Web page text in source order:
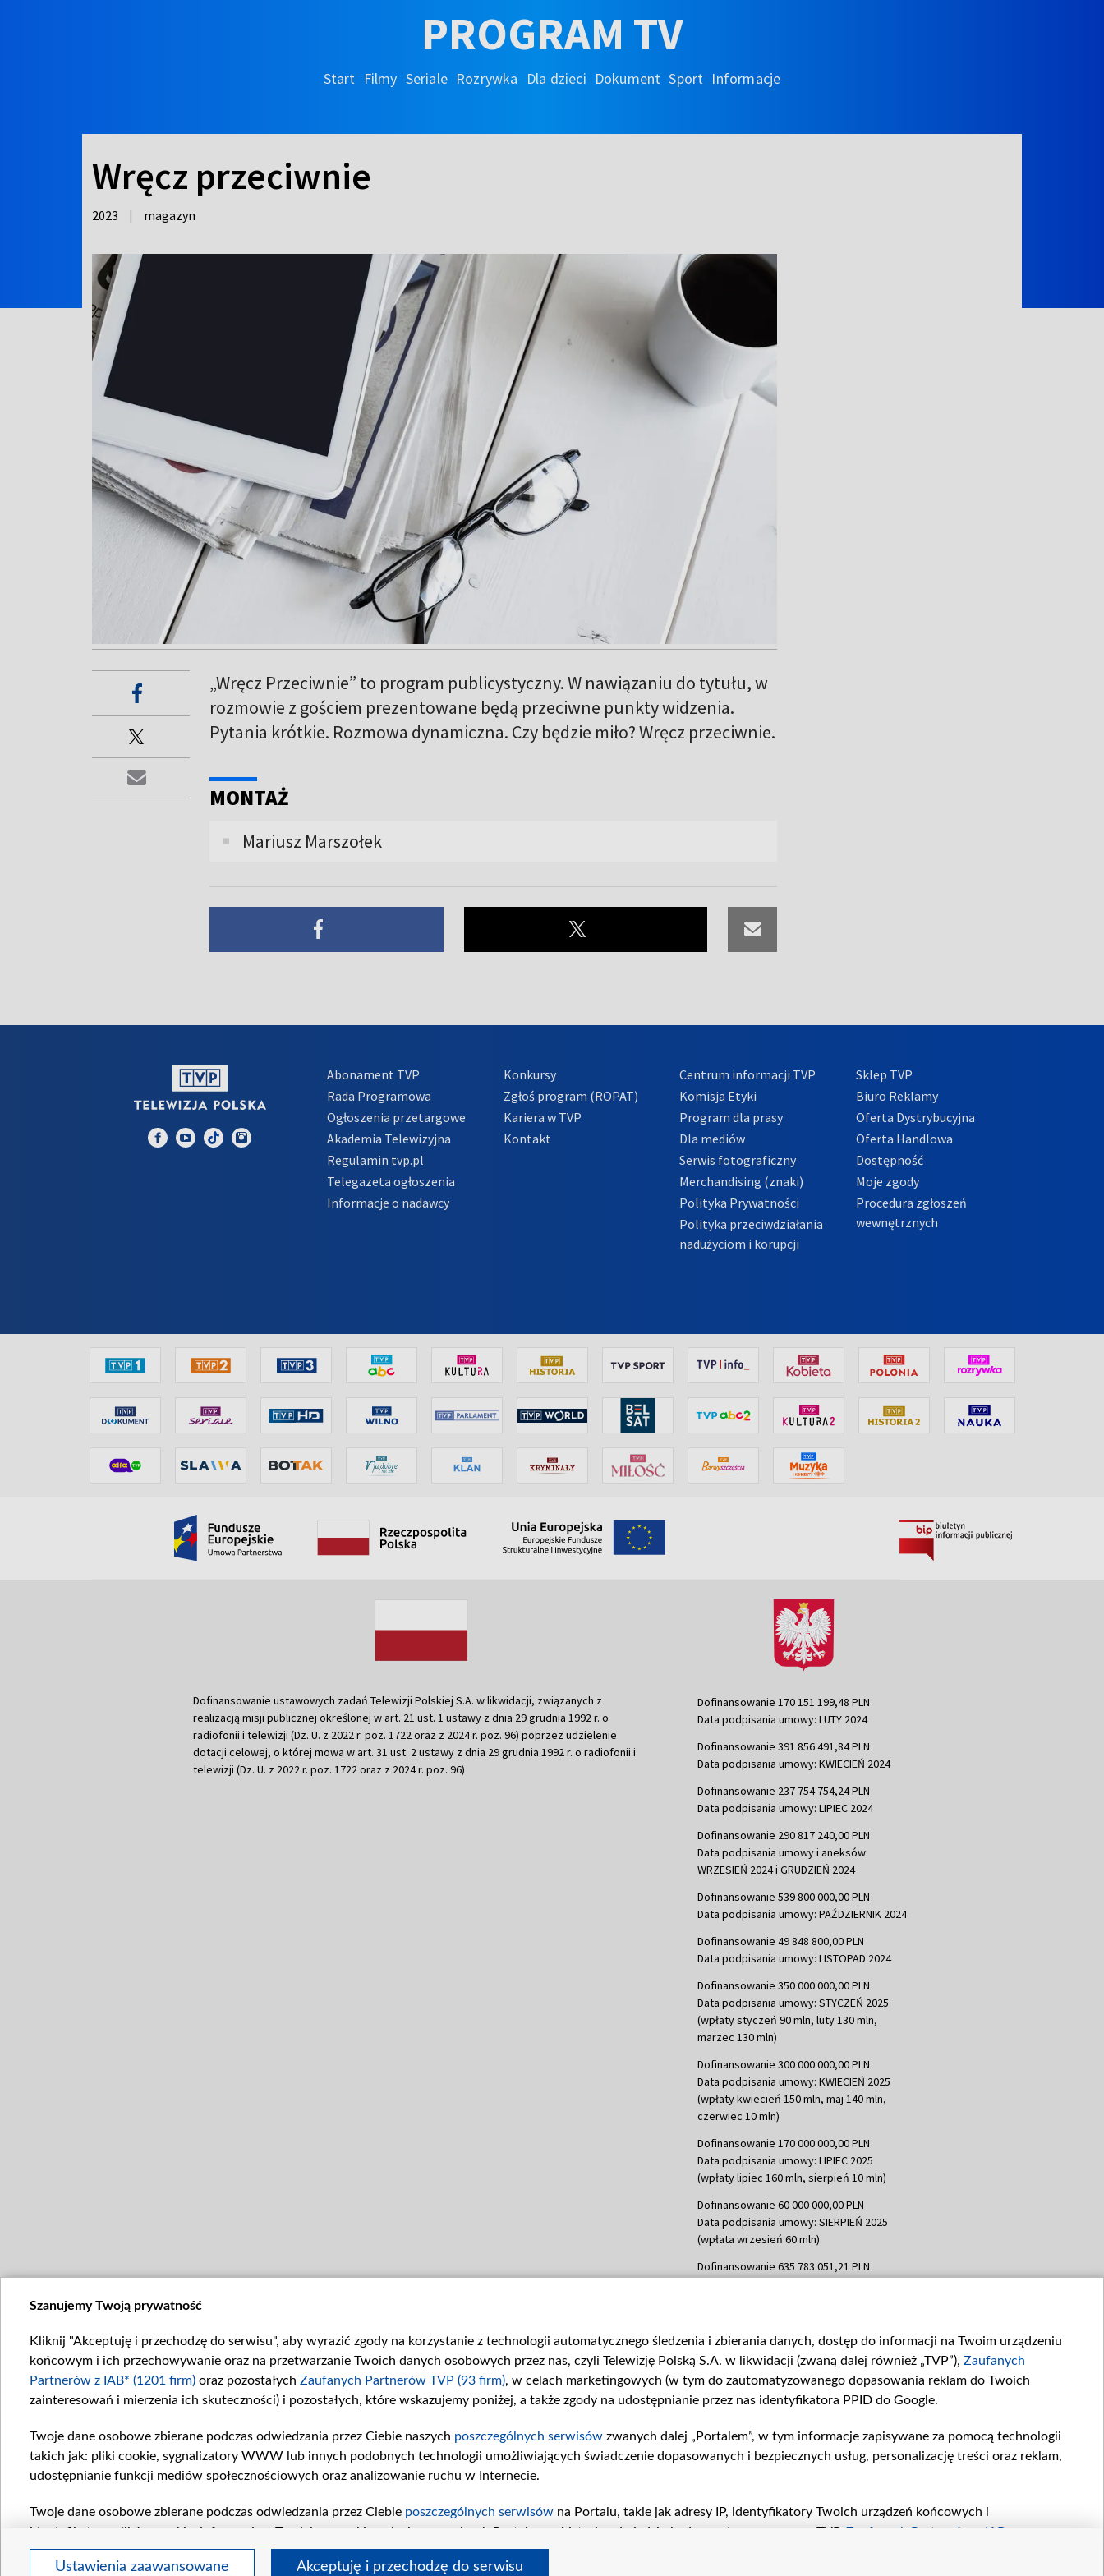
PROGRAM TV
Start Filmy Seriale Rozrywka Dla dzieci Dokument Sport Informacje
Wręcz przeciwnie
2023 | magazyn
„Wręcz Przeciwnie” to program publicystyczny. W nawiązaniu do tytułu, w
rozmowie z gościem prezentowane będą przeciwne punkty widzenia.
Pytania krótkie. Rozmowa dynamiczna. Czy będzie miło? Wręcz przeciwnie.
MONTAŻ
Mariusz Marszołek
Abonament TVP
Rada Programowa
Ogłoszenia przetargowe
Akademia Telewizyjna
Regulamin tvp.pl
Telegazeta ogłoszenia
Informacje o nadawcy
Konkursy
Zgłoś program (ROPAT)
Kariera w TVP
Kontakt
Centrum informacji TVP
Komisja Etyki
Program dla prasy
Dla mediów
Serwis fotograficzny
Merchandising (znaki)
Polityka Prywatności
Polityka przeciwdziałania
nadużyciom i korupcji
Sklep TVP
Biuro Reklamy
Oferta Dystrybucyjna
Oferta Handlowa
Dostępność
Moje zgody
Procedura zgłoszeń
wewnętrznych
Dofinansowanie ustawowych zadań Telewizji Polskiej S.A. w likwidacji, związanych z
realizacją misji publicznej określonej w art. 21 ust. 1 ustawy z dnia 29 grudnia 1992 r. o
radiofonii i telewizji (Dz. U. z 2022 r. poz. 1722 oraz z 2024 r. poz. 96) poprzez udzielenie
dotacji celowej, o której mowa w art. 31 ust. 2 ustawy z dnia 29 grudnia 1992 r. o radiofonii i
telewizji (Dz. U. z 2022 r. poz. 1722 oraz z 2024 r. poz. 96)
Dofinansowanie 170 151 199,48 PLN
Data podpisania umowy: LUTY 2024
Dofinansowanie 391 856 491,84 PLN
Data podpisania umowy: KWIECIEŃ 2024
Dofinansowanie 237 754 754,24 PLN
Data podpisania umowy: LIPIEC 2024
Dofinansowanie 290 817 240,00 PLN
Data podpisania umowy i aneksów:
WRZESIEŃ 2024 i GRUDZIEŃ 2024
Dofinansowanie 539 800 000,00 PLN
Data podpisania umowy: PAŹDZIERNIK 2024
Dofinansowanie 49 848 800,00 PLN
Data podpisania umowy: LISTOPAD 2024
Dofinansowanie 350 000 000,00 PLN
Data podpisania umowy: STYCZEŃ 2025
(wpłaty styczeń 90 mln, luty 130 mln,
marzec 130 mln)
Dofinansowanie 300 000 000,00 PLN
Data podpisania umowy: KWIECIEŃ 2025
(wpłaty kwiecień 150 mln, maj 140 mln,
czerwiec 10 mln)
Dofinansowanie 170 000 000,00 PLN
Data podpisania umowy: LIPIEC 2025
(wpłaty lipiec 160 mln, sierpień 10 mln)
Dofinansowanie 60 000 000,00 PLN
Data podpisania umowy: SIERPIEŃ 2025
(wpłata wrzesień 60 mln)
Dofinansowanie 635 783 051,21 PLN
Dofinansowanie 48 862 000,00 PLN
Data podpisania umowy: GRUDZIEŃ 2025
(wpłata grudzień 60,548 mln)
Dofinansowanie 900 000 000,00 PLN
26 lutego 80 mln, 4 marca 370 mln,8
kwiecień 180 mln, 7 maja 180 mln, 8
Data podpisania umowy LIPIEC 2026 (wpłata
Szanujemy Twoją prywatność
Kliknij "Akceptuję i przechodzę do serwisu", aby wyrazić zgody na korzystanie z technologii automatycznego śledzenia i zbierania danych, dostęp do informacji na Twoim urządzeniu
końcowym i ich przechowywanie oraz na przetwarzanie Twoich danych osobowych przez nas, czyli Telewizję Polską S.A. w likwidacji (zwaną dalej również „TVP”), Zaufanych
Partnerów z IAB* (1201 firm) oraz pozostałych Zaufanych Partnerów TVP (93 firm), w celach marketingowych (w tym do zautomatyzowanego dopasowania reklam do Twoich
zainteresowań i mierzenia ich skuteczności) i pozostałych, które wskazujemy poniżej, a także zgody na udostępnianie przez nas identyfikatora PPID do Google.
Twoje dane osobowe zbierane podczas odwiedzania przez Ciebie naszych poszczególnych serwisów zwanych dalej „Portalem”, w tym informacje zapisywane za pomocą technologii
takich jak: pliki cookie, sygnalizatory WWW lub innych podobnych technologii umożliwiających świadczenie dopasowanych i bezpiecznych usług, personalizację treści oraz reklam,
udostępnianie funkcji mediów społecznościowych oraz analizowanie ruchu w Internecie.
Twoje dane osobowe zbierane podczas odwiedzania przez Ciebie poszczególnych serwisów na Portalu, takie jak adresy IP, identyfikatory Twoich urządzeń końcowych i
identyfikatory plików cookie, informacje o Twoich wyszukiwaniach w serwisach Portalu czy historia odwiedzin będą przetwarzane przez TVP, Zaufanych Partnerów z IAB
pozostałychZaufanych Partnerów TVP
dla realizacji następujących celów i funkcji: przechowywania informacji na urządzeniu lub dostęp do nich, wyboru podstawowych reklam,
wyboru spersonalizowanych reklam, tworzenia profilu spersonalizowanych reklam, tworzenia profilu spersonalizowanych treści, wyboru spersonalizowanych treści, pomiaru
Ustawienia zaawansowane Akceptuję i przechodzę do serwisu